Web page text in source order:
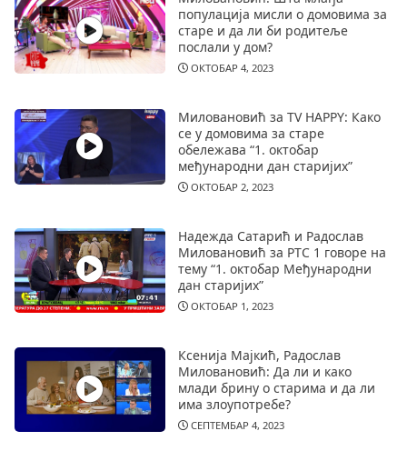
популација мисли о домовима за
старе и да ли би родитеље
послали у дом?
ОКТОБАР 4, 2023
Миловановић за TV HAPPY: Како
се у домовима за старе
обележава “1. октобар
међународни дан старијих”
ОКТОБАР 2, 2023
Надежда Сатарић и Радослав
Миловановић за РТС 1 говоре на
тему “1. октобар Међународни
дан старијих”
ОКТОБАР 1, 2023
Ксенија Мајкић, Радослав
Миловановић: Да ли и како
млади брину о старима и да ли
има злоупотребе?
СЕПТЕМБАР 4, 2023